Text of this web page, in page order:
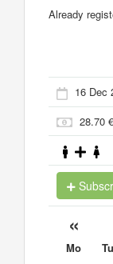
Already
16 Dec
28.70
«
Mo Tu